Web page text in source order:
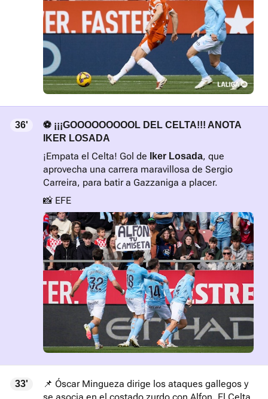
36'
⚽ ¡¡¡GOOOOOOOOOL DEL CELTA!!! ANOTA
IKER LOSADA
¡Empata el Celta! Gol de Iker Losada, que
aprovecha una carrera maravillosa de Sergio
Carreira, para batir a Gazzaniga a placer.
📸 EFE
33'
📌 Óscar Mingueza dirige los ataques gallegos y